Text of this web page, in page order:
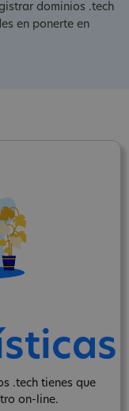
dominios .tech
en ponerte en
.tech tienes que
on-line.